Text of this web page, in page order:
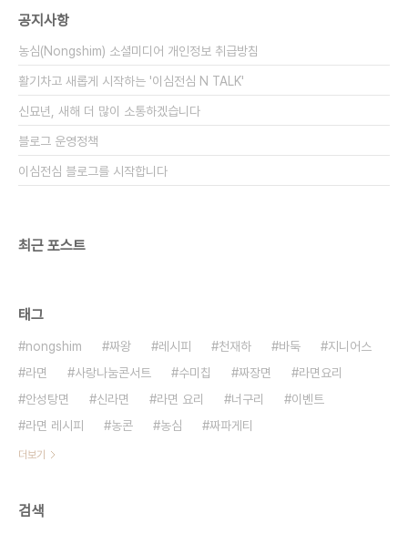
공지사항
농심(Nongshim) 소셜미디어 개인정보 취급방침
활기차고 새롭게 시작하는 '이심전심 N TALK'
신묘년, 새해 더 많이 소통하겠습니다
블로그 운영정책
이심전심 블로그를 시작합니다
최근 포스트
태그
nongshim 짜왕 레시피 천재하 바둑
지니어스
라면
사랑나눔콘서트 수미칩 짜장면
라면요리
안성탕면
신라면 라면 요리 너구리
이벤트
라면 레시피
농콘 농심 짜파게티
더보기
검색